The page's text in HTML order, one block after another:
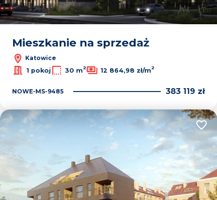
Mieszkanie na sprzedaż
Katowice
1 pokoj
30 m2 12 864,98 zł/m2
NOWE-MS-9485 383 119 zł